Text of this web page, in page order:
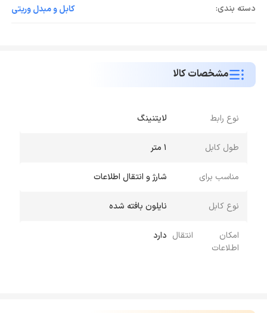
دسته بندی:
کابل و مبدل وریتی
مشخصات کالا
نوع رابط لایتنینگ
طول کابل 1 متر
مناسب برای شارژ و انتقال اطلاعات
نوع کابل نایلون بافته شده
امکان انتقال
اطلاعات
دارد